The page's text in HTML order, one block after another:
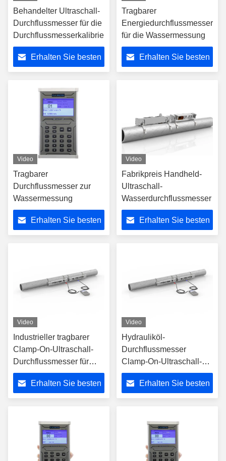
Behandelter Ultraschall-
Durchflussmesser für die
Durchflussmesserkalibrierung
Erhalten Sie besten
Tragbarer
Energiedurchflussmesser
für die Wassermessung
Erhalten Sie besten
Video
Tragbarer
Durchflussmesser zur
Wassermessung
Erhalten Sie besten
Video
Fabrikpreis Handheld-
Ultraschall-
Wasserdurchflussmesser
Erhalten Sie besten
Video
Industrieller tragbarer
Clamp-On-Ultraschall-
Durchflussmesser für
Flüssigkeiten
Erhalten Sie besten
Video
Hydrauliköl-
Durchflussmesser
Clamp-On-Ultraschall-
Durchflussmesser
Erhalten Sie besten